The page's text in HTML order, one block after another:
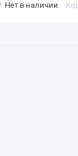
Нет в наличии